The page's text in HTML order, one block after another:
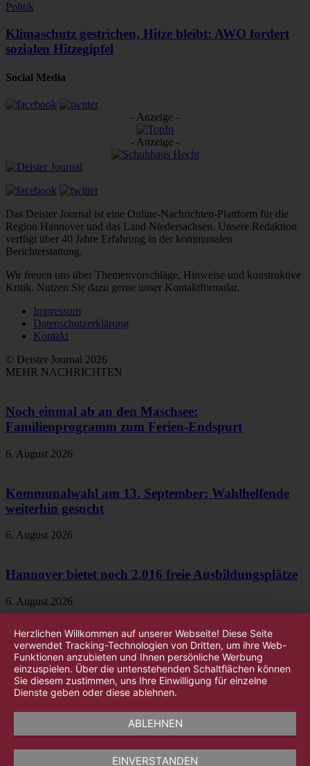
Politik
Klimaschutz gestrichen, Hitze bleibt: AWO fordert
sozialen Hitzegipfel
Social Media
- Anzeige -
- Anzeige -
Das Deister Journal ist eine Online-Nachrichten-Plattform für die
Region Hannover und das Land Niedersachsen. Unsere Redaktion
verfügt über 40 Jahre Erfahrung in der kommunalen
Berichterstattung.
Wir freuen uns über Themenvorschläge, Hinweise und konstruktive
Kritik. Nutzen Sie dazu gerne unser Kontaktformular.
Impressum
Datenschutzerklärung
Kontakt
© Deister Journal 2026
MEHR NACHRICHTEN
Noch einmal ab an den Maschsee:
Familienprogramm zum Ferien-Endspurt
6. August 2026
Kommunalwahl am 13. September: Wahlhelfende
weiterhin gesucht
6. August 2026
Hannover bietet noch 2.016 freie Ausbildungsplätze
6. August 2026
Herzlichen Willkommen auf unserer Webseite! Diese Seite
verwendet Tracking-Technologien von Dritten, um ihre Web-
Funktionen anzubieten und Ihnen persönliche Werbung
einzuspielen. Über die untenstehenden Schaltflächen können
Sie diesem zustimmen, uns Ihre Einwilligung für einzelne
Dienste geben oder diese ablehnen.
ABLEHNEN
EINVERSTANDEN